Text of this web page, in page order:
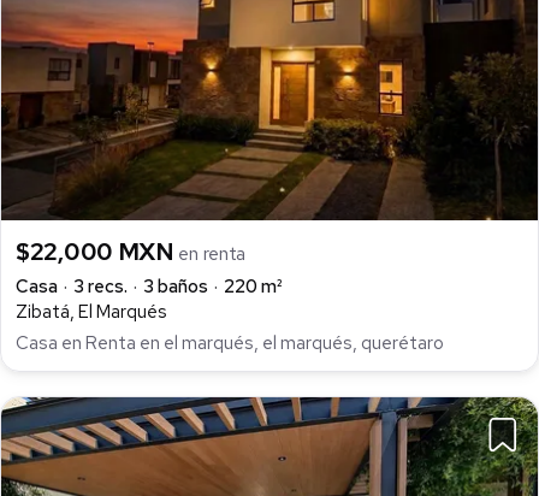
$22,000 MXN en renta
Casa
3 recs. 3 baños
220 m²
Zibatá, El Marqués
Casa en Renta en el marqués, el marqués, querétaro